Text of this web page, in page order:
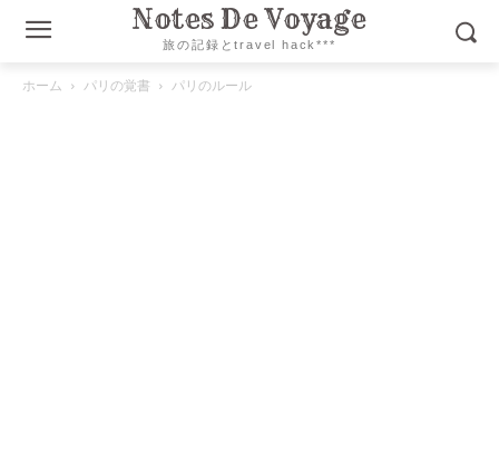
Notes De Voyage
旅の記録とtravel hack***
ホーム パリの覚書 パリのルール